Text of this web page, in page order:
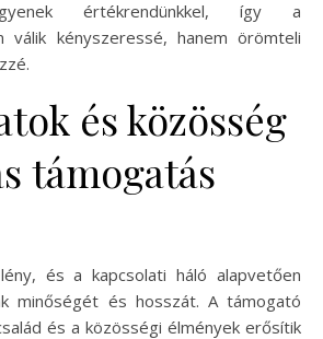
értékrendünkkel, így a
válik kényszeressé, hanem örömteli
és közösség
támogatás
és a kapcsolati háló alapvetően
minőségét és hosszát. A támogató
és a közösségi élmények erősítik